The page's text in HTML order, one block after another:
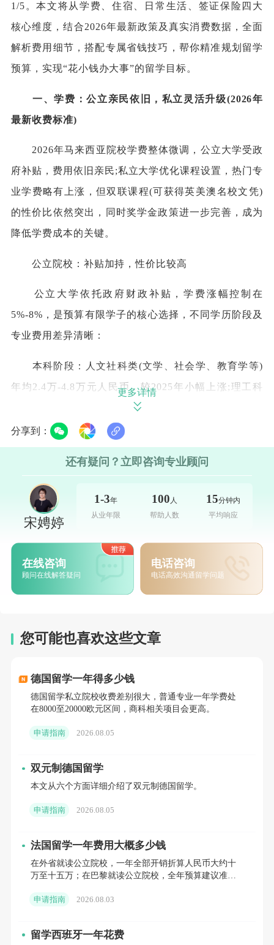
1/5。本文将从学费、住宿、日常生活、签证保险四大
核心维度，结合2026年最新政策及真实消费数据，全面
解析费用细节，搭配专属省钱技巧，帮你精准规划留学
预算，实现“花小钱办大事”的留学目标。
一、学费：公立亲民依旧，私立灵活升级(2026年
最新收费标准)
2026年马来西亚院校学费整体微调，公立大学受政
府补贴，费用依旧亲民;私立大学优化课程设置，热门专
业学费略有上涨，但双联课程(可获得英美澳名校文凭)
的性价比依然突出，同时奖学金政策进一步完善，成为
降低学费成本的关键。
公立院校：补贴加持，性价比较高
公立大学依托政府财政补贴，学费涨幅控制在
5%-8%，是预算有限学子的核心选择，不同学历阶段及
专业费用差异清晰：
本科阶段：人文社科类(文学、社会学、教育学等)
年均2.4万-4.8万元人民币，较2025年小幅上涨;理工科
类(计算机、电子工程、机械工程等)4.8万-8万元，涨幅
主要源于实验设备升级;部分公立大学新增的交叉学科
(如数字媒体、绿色能源)，年均学费约5.5万-7万元。
授课型硕士4.8万-9.5万元，其中商科、计算机等热门授
课型专业涨幅略高，但整体低于私立院校;值得注意的
是，2026年公立大学博士阶段学费略有下调，年均5.8
万-7.8万元，部分专业可申请研究资助，可减免30%学
针对均分85%以上的学生，推出“东方学子奖学金”等福
私立院校：专业定价，灵活适配需求
私立院校学费受专业热度、课程类型影响较大，
2026年热门专业(商科、工程、医科)学费涨幅约10%，
本科阶段：普通商科类(会计、金融、市场营销)年
程)6.2万-12.5万元;国际分校(诺丁汉马来校区、赫瑞瓦
特马来校区)本科年均9.5万-15.5万元，医科、牙科等特
更多详情
分享到：
还有疑问？立即咨询专业顾问
宋娉婷
1-3年
从业年限
100 人
帮助人数
15分钟内
平均响应
在线咨询
顾问在线解答疑问
电话咨询
电话高效沟通留学问题
您可能也喜欢这些文章
德国留学一年得多少钱
德国留学私立院校收费差别很大，普通专业一年学费处
在8000至20000欧元区间，商科相关项目会更高。
申请指南 2026.08.05
双元制德国留学
本文从六个方面详细介绍了双元制德国留学。
申请指南 2026.08.05
法国留学一年费用大概多少钱
在外省就读公立院校，一年全部开销折算人民币大约十
万至十五万；在巴黎就读公立院校，全年预算建议准备
异，一年总支出普
申请指南 2026.08.03
留学西班牙一年花费